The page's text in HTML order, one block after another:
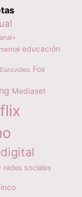
educación
Eurovideo Fox
Mediaset
redes sociales